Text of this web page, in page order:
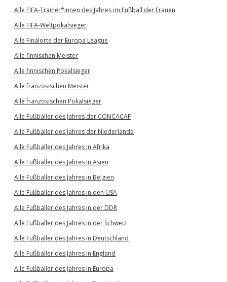
Alle FIFA-Trainer*innen des Jahres im Fußball der Frauen
Alle FIFA-Weltpokalsieger
Alle Finalorte der Europa League
Alle finnischen Meister
Alle finnischen Pokalsieger
Alle französischen Meister
Alle französischen Pokalsieger
Alle Fußballer des Jahres der CONCACAF
Alle Fußballer des Jahres der Niederlande
Alle Fußballer des Jahres in Afrika
Alle Fußballer des Jahres in Asien
Alle Fußballer des Jahres in Belgien
Alle Fußballer des Jahres in den USA
Alle Fußballer des Jahres in der DDR
Alle Fußballer des Jahres in der Schweiz
Alle Fußballer des Jahres in Deutschland
Alle Fußballer des Jahres in England
Alle Fußballer des Jahres in Europa